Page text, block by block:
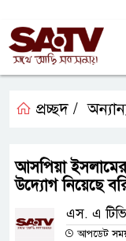
প্রচ্ছদ /
আসপিয়া
উদ্যোগ নিয়েছে
এস. এ টিভি
আপডেট